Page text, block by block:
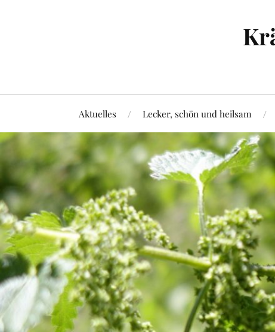
Aktuelles Lecker, schön und heilsam